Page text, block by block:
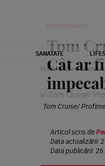
SANATATE
Home
Divertisment
DIVERTISMENT
Tom Cruise/
Tom
Cât ar
Articol scris de
Data actualizării:
Data publicării: